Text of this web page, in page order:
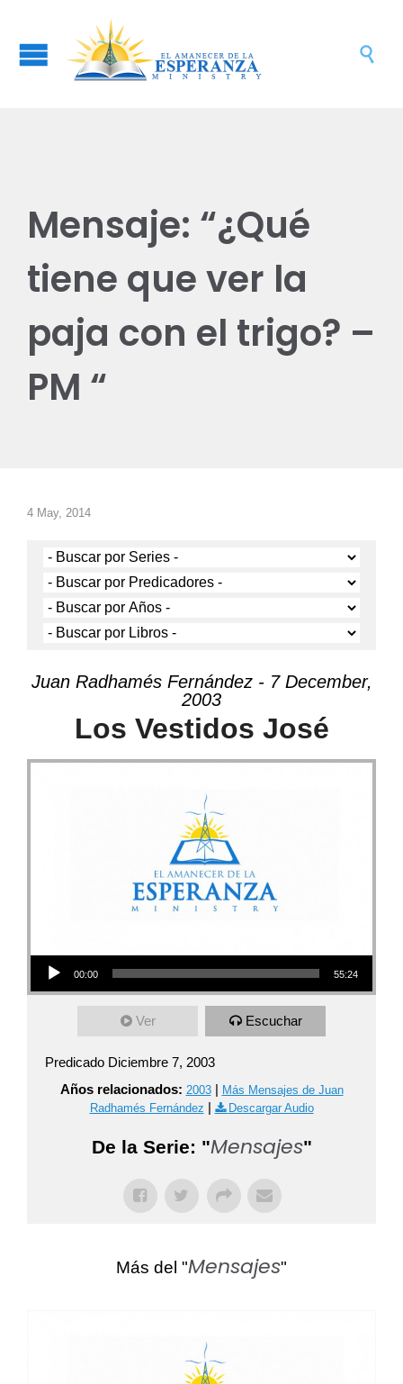

Mensaje: “¿Qué
tiene que ver la
paja con el trigo? –
PM “
4 May, 2014
Juan Radhamés Fernández - 7 December,
2003
Los Vestidos José
Audio Player
00:00 55:24
Ver Escuchar
Predicado Diciembre 7, 2003
Años relacionados: 2003| Más Mensajes de Juan
Radhamés Fernández | Descargar Audio
De la Serie: "Mensajes"
Más del "Mensajes"